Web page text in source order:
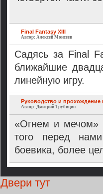
Final Fantasy XIII
Автор: Алексей Моисеев
Садясь за Final
ближайшие
линейную игру.
Руководство и
Автор: Дмитрий Трубицин
«Огнем и мечом»
того перед
боевика, более
Двери тут